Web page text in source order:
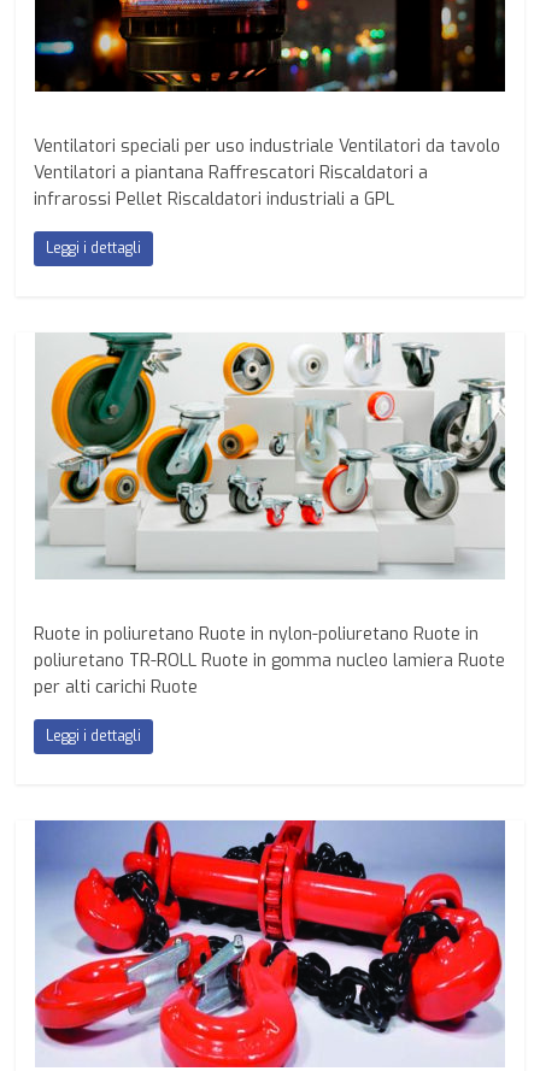
Ventilatori speciali per uso industriale Ventilatori da tavolo
Ventilatori a piantana Raffrescatori Riscaldatori a
infrarossi Pellet Riscaldatori industriali a GPL
Leggi i dettagli
Ruote in poliuretano Ruote in nylon-poliuretano Ruote in
poliuretano TR-ROLL Ruote in gomma nucleo lamiera Ruote
per alti carichi Ruote
Leggi i dettagli